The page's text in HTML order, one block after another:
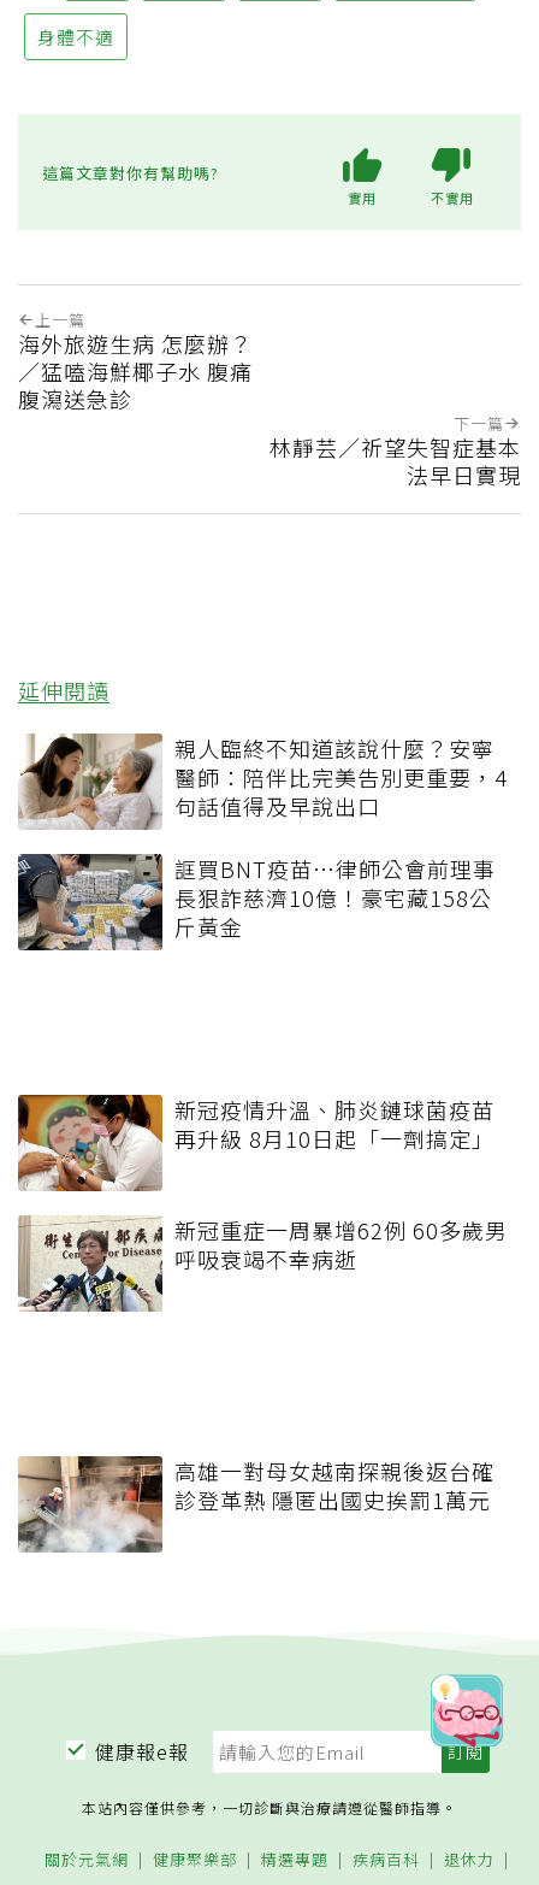
身體不適
這篇文章對你有幫助嗎?
實用 不實用
上一篇
海外旅遊生病 怎麼辦？
／猛嗑海鮮椰子水 腹痛
腹瀉送急診
下一篇
林靜芸／祈望失智症基本
法早日實現
延伸閱讀
親人臨終不知道該說什麼？安寧
醫師：陪伴比完美告別更重要，4
句話值得及早說出口
誆買BNT疫苗…律師公會前理事
長狠詐慈濟10億！豪宅藏158公
斤黃金
新冠疫情升溫、肺炎鏈球菌疫苗
再升級 8月10日起「一劑搞定」
新冠重症一周暴增62例 60多歲男
呼吸衰竭不幸病逝
高雄一對母女越南探親後返台確
診登革熱 隱匿出國史挨罰1萬元
健康報e報
本站內容僅供參考，一切診斷與治療請遵從醫師指導。
關於元氣網 健康聚樂部 精選專題 疾病百科 退休力